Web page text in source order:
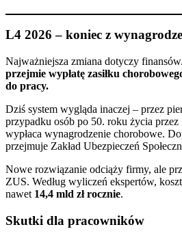
L4 2026 – koniec z
Najważniejsza zmiana dotyczy finansów.
przejmie wypłatę zasiłku
do pracy.
Dziś system wygląda inaczej – przez
przypadku osób po 50. roku życia przez
wypłaca wynagrodzenie chorobowe.
przejmuje Zakład Ubezpieczeń
Nowe rozwiązanie odciąży firmy, ale
ZUS. Według wyliczeń ekspertów,
nawet 14,4 mld zł rocznie.
Skutki dla pracowników